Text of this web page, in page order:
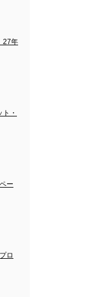
27年
・
ー
ロ